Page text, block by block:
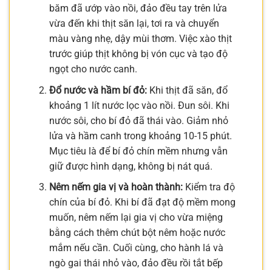
băm đã ướp vào nồi, đảo đều tay trên lửa
vừa đến khi thịt săn lại, tơi ra và chuyển
màu vàng nhẹ, dậy mùi thơm. Việc xào thịt
trước giúp thịt không bị vón cục và tạo độ
ngọt cho nước canh.
Đổ nước và hầm bí đỏ:Khi thịt đã săn, đổ
khoảng 1 lít nước lọc vào nồi. Đun sôi. Khi
nước sôi, cho bí đỏ đã thái vào. Giảm nhỏ
lửa và hầm canh trong khoảng 10-15 phút.
Mục tiêu là để bí đỏ chín mềm nhưng vẫn
giữ được hình dạng, không bị nát quá.
Nêm nếm gia vị và hoàn thành:Kiểm tra độ
chín của bí đỏ. Khi bí đã đạt độ mềm mong
muốn, nêm nếm lại gia vị cho vừa miệng
bằng cách thêm chút bột nêm hoặc nước
mắm nếu cần. Cuối cùng, cho hành lá và
ngò gai thái nhỏ vào, đảo đều rồi tắt bếp